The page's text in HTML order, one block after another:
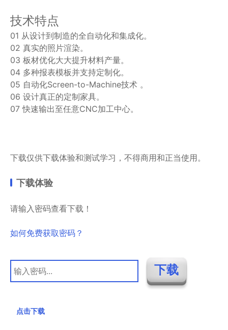
技术特点
01 从设计到制造的全自动化和集成化。
02 真实的照片渲染。
03 板材优化大大提升材料产量。
04 多种报表模板并支持定制化。
05 自动化Screen-to-Machine技术 。
06 设计真正的定制家具。
07 快速输出至任意CNC加工中心。
下载仅供下载体验和测试学习，不得商用和正当使用。
下载体验
请输入密码查看下载！
如何免费获取密码？
点击下载